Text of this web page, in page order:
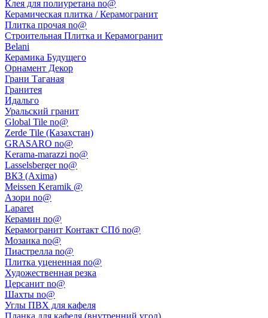
Клея для полиуретана no@
Керамическая плитка / Керамогранит
Плитка прочая no@
Строительная Плитка и Керамогранит
Belani
Керамика Будущего
Орнамент Декор
Грани Таганая
Гранитея
Идальго
Уральский гранит
Global Tile no@
Zerde Tile (Казахстан)
GRASARO no@
Kerama-marazzi no@
Lasselsberger no@
ВКЗ (Axima)
Meissen Keramik @
Азори no@
Laparet
Керамин no@
Керамогранит Контакт СПб no@
Мозаика no@
Пиастрелла no@
Плитка уцененная no@
Художественная резка
Церсанит no@
Шахты no@
Углы ПВХ для кафеля
Планка для кафеля (внутренний угол)